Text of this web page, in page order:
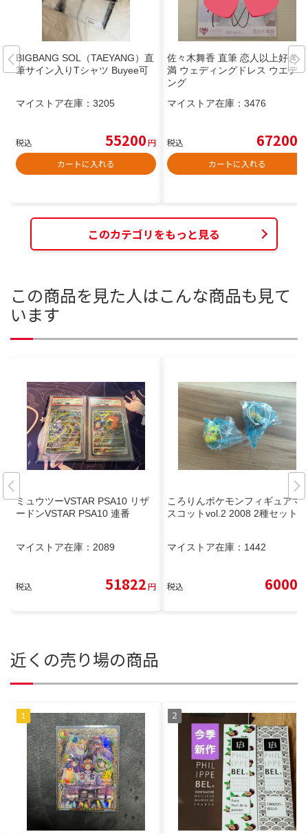
BIGBANG SOL（TAEYANG）直
筆サイン入りTシャツ Buyee可
マイストア在庫： 3205
税込 55200円
カートに入れる
佐々木舞香 直筆 恋人以上好き未
満 ウェディングドレス ウエディ
ング
マイストア在庫： 3476
税込 67200
カートに入れる
このカテゴリをもっと見る
この商品を見た人はこんな商品も見て
います
ミュウツーVSTAR PSA10 リザ
ードンVSTAR PSA10 連番
マイストア在庫： 2089
税込 51822円
ころりんポケモンフィギュアマ
スコットvol.2 2008 2種セット
マイストア在庫： 1442
税込 6000
近くの売り場の商品